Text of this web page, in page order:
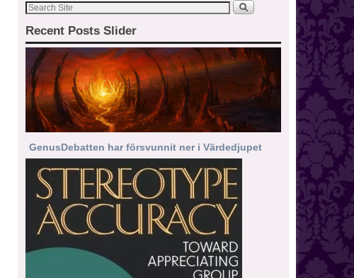
Recent Posts Slider
GenusDebatten har försvunnit ner i Värdedjupet